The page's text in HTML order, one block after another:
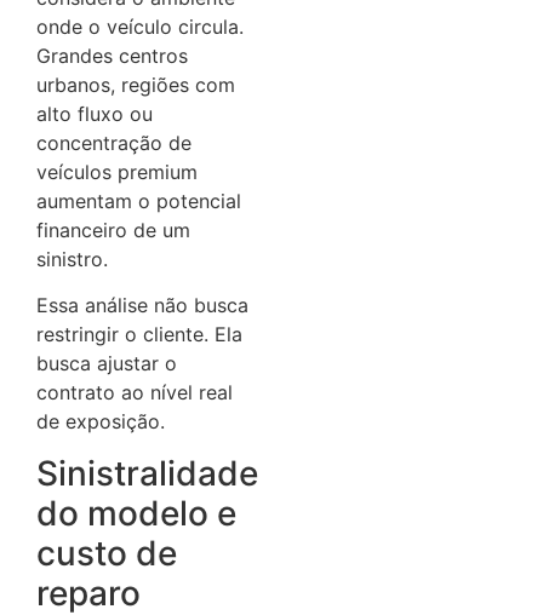
onde o veículo circula.
Grandes centros
urbanos, regiões com
alto fluxo ou
concentração de
veículos premium
aumentam o potencial
financeiro de um
sinistro.
Essa análise não busca
restringir o cliente. Ela
busca ajustar o
contrato ao nível real
de exposição.
Sinistralidade
do modelo e
custo de
reparo